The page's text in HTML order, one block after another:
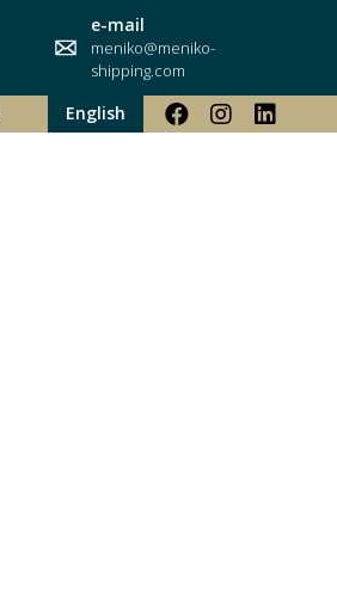
e-mail
meniko@meniko-
shipping.com
English